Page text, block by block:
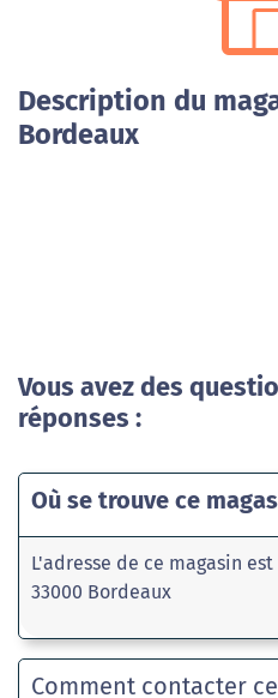
Description du
Bordeaux
Vous avez des
réponses :
Où se trouve ce
L'adresse de ce magasin est
33000 Bordeaux
Comment contacter